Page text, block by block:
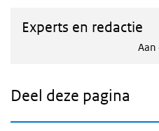
Experts en redactie
Aan
Deel deze pagina